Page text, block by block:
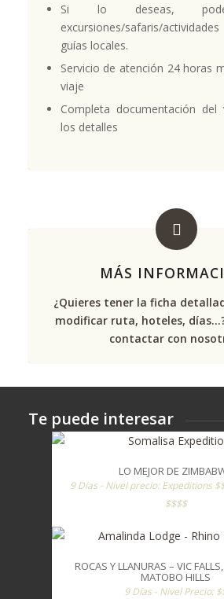
Si lo deseas,
excursiones/safaris/
guías locales.
Servicio de atención 24 horas
viaje
Completa documentación
los detalles
MÁS
¿Quieres tener la ficha
modificar ruta, hoteles,
contactar con
Te puede interesar
LO MEJOR DE
9 Días - Nivel precio: Expeditions
$$$$
ROCAS Y LLANURAS – VIC
MATOBO HILLS
9 Días - Nivel Precio: